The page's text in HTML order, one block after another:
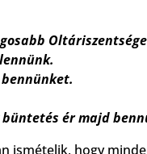
ér majd
ismételik, hogy